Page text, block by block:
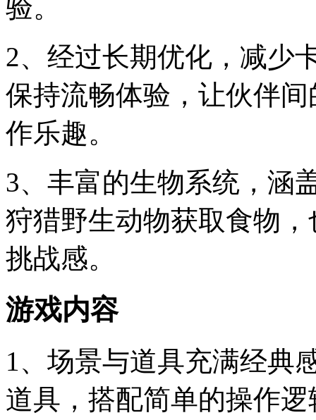
验。
2、经过长期优化，减少
保持流畅体验，让伙伴
作乐趣。
3、丰富的生物系统，涵
狩猎野生动物获取食物
挑战感。
游戏内容
1、场景与道具充满经典
道具，搭配简单的操作